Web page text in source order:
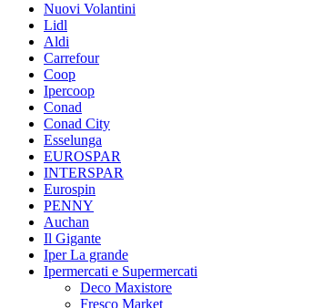
Tutti Volantini
Consulta subito i volantini
Nuovi Volantini
Lidl
Aldi
Carrefour
Coop
Ipercoop
Conad
Conad City
Esselunga
EUROSPAR
INTERSPAR
Eurospin
PENNY
Auchan
Il Gigante
Iper La grande
Ipermercati e Supermercati
Deco Maxistore
Fresco Market